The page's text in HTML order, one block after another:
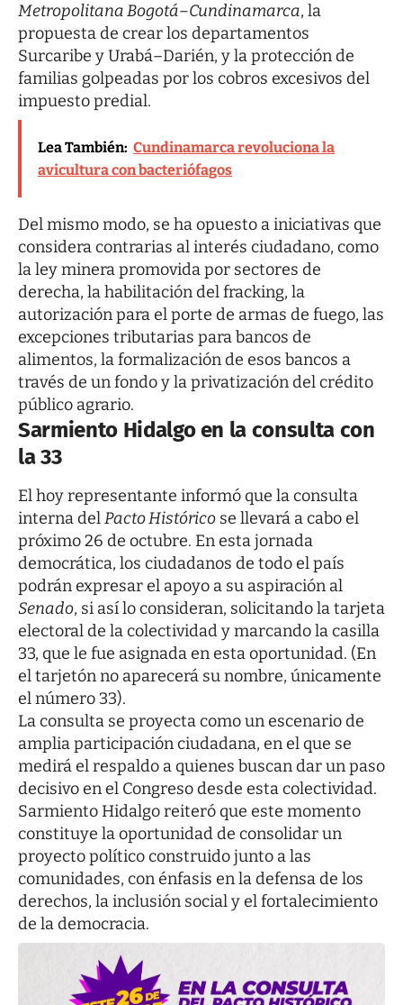
Metropolitana Bogotá–Cundinamarca, la
propuesta de crear los departamentos
Surcaribe y Urabá–Darién, y la protección de
familias golpeadas por los cobros excesivos del
impuesto predial.
Lea También: Cundinamarca revoluciona la
avicultura con bacteriófagos
Del mismo modo, se ha opuesto a iniciativas que
considera contrarias al interés ciudadano, como
la ley minera promovida por sectores de
derecha, la habilitación del fracking, la
autorización para el porte de armas de fuego, las
excepciones tributarias para bancos de
alimentos, la formalización de esos bancos a
través de un fondo y la privatización del crédito
público agrario.
Sarmiento Hidalgo en la consulta con
la 33
El hoy representante informó que la consulta
interna delPacto Histórico se llevará a cabo el
próximo 26 de octubre. En esta jornada
democrática, los ciudadanos de todo el país
podrán expresar el apoyo a su aspiración al
Senado, si así lo consideran, solicitando la tarjeta
electoral de la colectividad y marcando la casilla
33, que le fue asignada en esta oportunidad. (En
el tarjetón no aparecerá su nombre, únicamente
el número 33).
La consulta se proyecta como un escenario de
amplia participación ciudadana, en el que se
medirá el respaldo a quienes buscan dar un paso
decisivo en el Congreso desde esta colectividad.
Sarmiento Hidalgo reiteró que este momento
constituye la oportunidad de consolidar un
proyecto político construido junto a las
comunidades, con énfasis en la defensa de los
derechos, la inclusión social y el fortalecimiento
de la democracia.